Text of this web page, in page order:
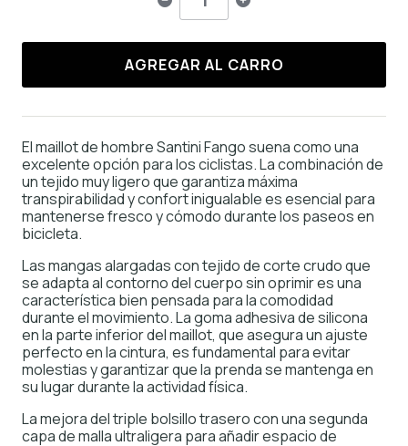
AGREGAR AL CARRO
El maillot de hombre Santini Fango suena como una
excelente opción para los ciclistas. La combinación de
un tejido muy ligero que garantiza máxima
transpirabilidad y confort inigualable es esencial para
mantenerse fresco y cómodo durante los paseos en
bicicleta.
Las mangas alargadas con tejido de corte crudo que
se adapta al contorno del cuerpo sin oprimir es una
característica bien pensada para la comodidad
durante el movimiento. La goma adhesiva de silicona
en la parte inferior del maillot, que asegura un ajuste
perfecto en la cintura, es fundamental para evitar
molestias y garantizar que la prenda se mantenga en
su lugar durante la actividad física.
La mejora del triple bolsillo trasero con una segunda
capa de malla ultraligera para añadir espacio de